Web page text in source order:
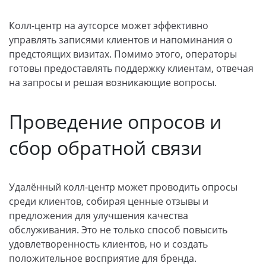
Колл-центр на аутсорсе может эффективно
управлять записями клиентов и напоминания о
предстоящих визитах. Помимо этого, операторы
готовы предоставлять поддержку клиентам, отвечая
на запросы и решая возникающие вопросы.
Проведение опросов и
сбор обратной связи
Удалённый колл-центр может проводить опросы
среди клиентов, собирая ценные отзывы и
предложения для улучшения качества
обслуживания. Это не только способ повысить
удовлетворенность клиентов, но и создать
положительное восприятие для бренда.